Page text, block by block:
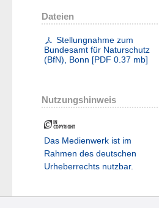
Dateien
Stellungnahme zum
Bundesamt für Naturschutz
(BfN), Bonn [PDF 0.37 mb]
Nutzungshinweis
Das Medienwerk ist im
Rahmen des deutschen
Urheberrechts nutzbar.